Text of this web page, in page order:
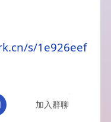
s/1e926eef
加入群聊